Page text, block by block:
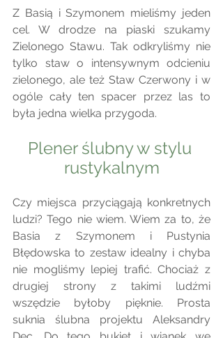
Z Basią i Szymonem mieliśmy jeden
cel. W drodze na piaski szukamy
Zielonego Stawu. Tak odkryliśmy nie
tylko staw o intensywnym odcieniu
zielonego, ale też Staw Czerwony i w
ogóle cały ten spacer przez las to
była jedna wielka przygoda.
Plener ślubny w stylu
rustykalnym
Czy miejsca przyciągają konkretnych
ludzi? Tego nie wiem. Wiem za to, że
Basia z Szymonem i Pustynia
Błędowska to zestaw idealny i chyba
nie mogliśmy lepiej trafić. Chociaż z
drugiej strony z takimi ludźmi
wszędzie byłoby pięknie. Prosta
suknia ślubna projektu Aleksandry